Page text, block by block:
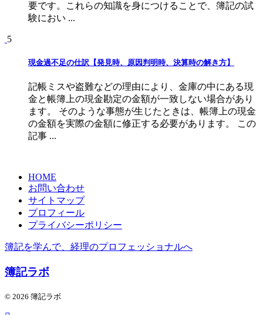
要です。これらの知識を身につけることで、簿記の試
験におい ...
5
現金過不足の仕訳【発見時、原因判明時、決算時の解き方】
記帳ミスや盗難などの理由により、金庫の中にある現
金と帳簿上の現金勘定の金額が一致しない場合があり
ます。 そのような事態が生じたときは、帳簿上の現金
の金額を実際の金額に修正する必要があります。 この
記事 ...
HOME
お問い合わせ
サイトマップ
プロフィール
プライバシーポリシー
簿記を学んで、経理のプロフェッショナルへ
簿記ラボ
© 2026 簿記ラボ